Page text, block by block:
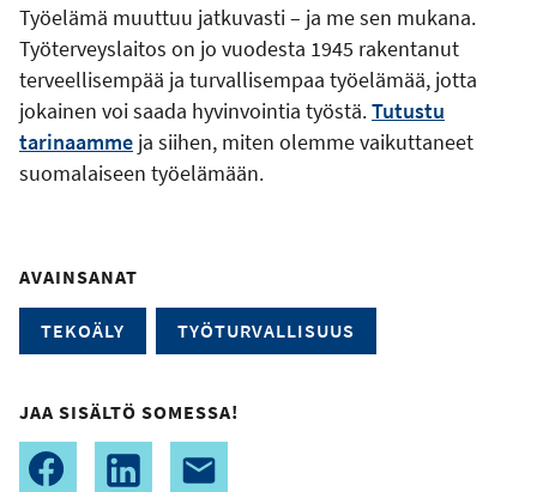
Työelämä muuttuu jatkuvasti – ja me sen mukana.
Työterveyslaitos on jo vuodesta 1945 rakentanut
terveellisempää ja turvallisempaa työelämää, jotta
jokainen voi saada hyvinvointia työstä.Tutustu
tarinaamme ja siihen, miten olemme vaikuttaneet
suomalaiseen työelämään.
AVAINSANAT
TEKOÄLY TYÖTURVALLISUUS
JAA SISÄLTÖ SOMESSA!